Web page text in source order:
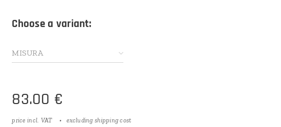
Choose a variant:
MISURA
83.00 €
price incl. VAT excluding shipping cost